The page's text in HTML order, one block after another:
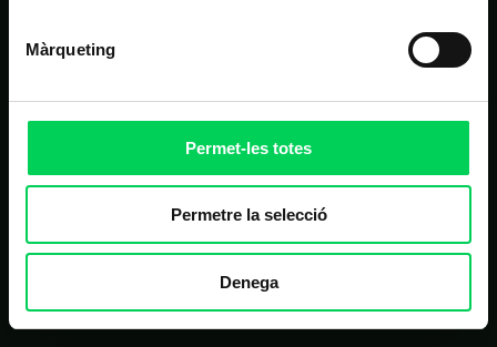
Màrqueting
Permet-les totes
Permetre la selecció
Denega
ALTRES LINKS D'INTERÈS
Matrícula
FAQ
Homologació de proveïdors
CONTACTE